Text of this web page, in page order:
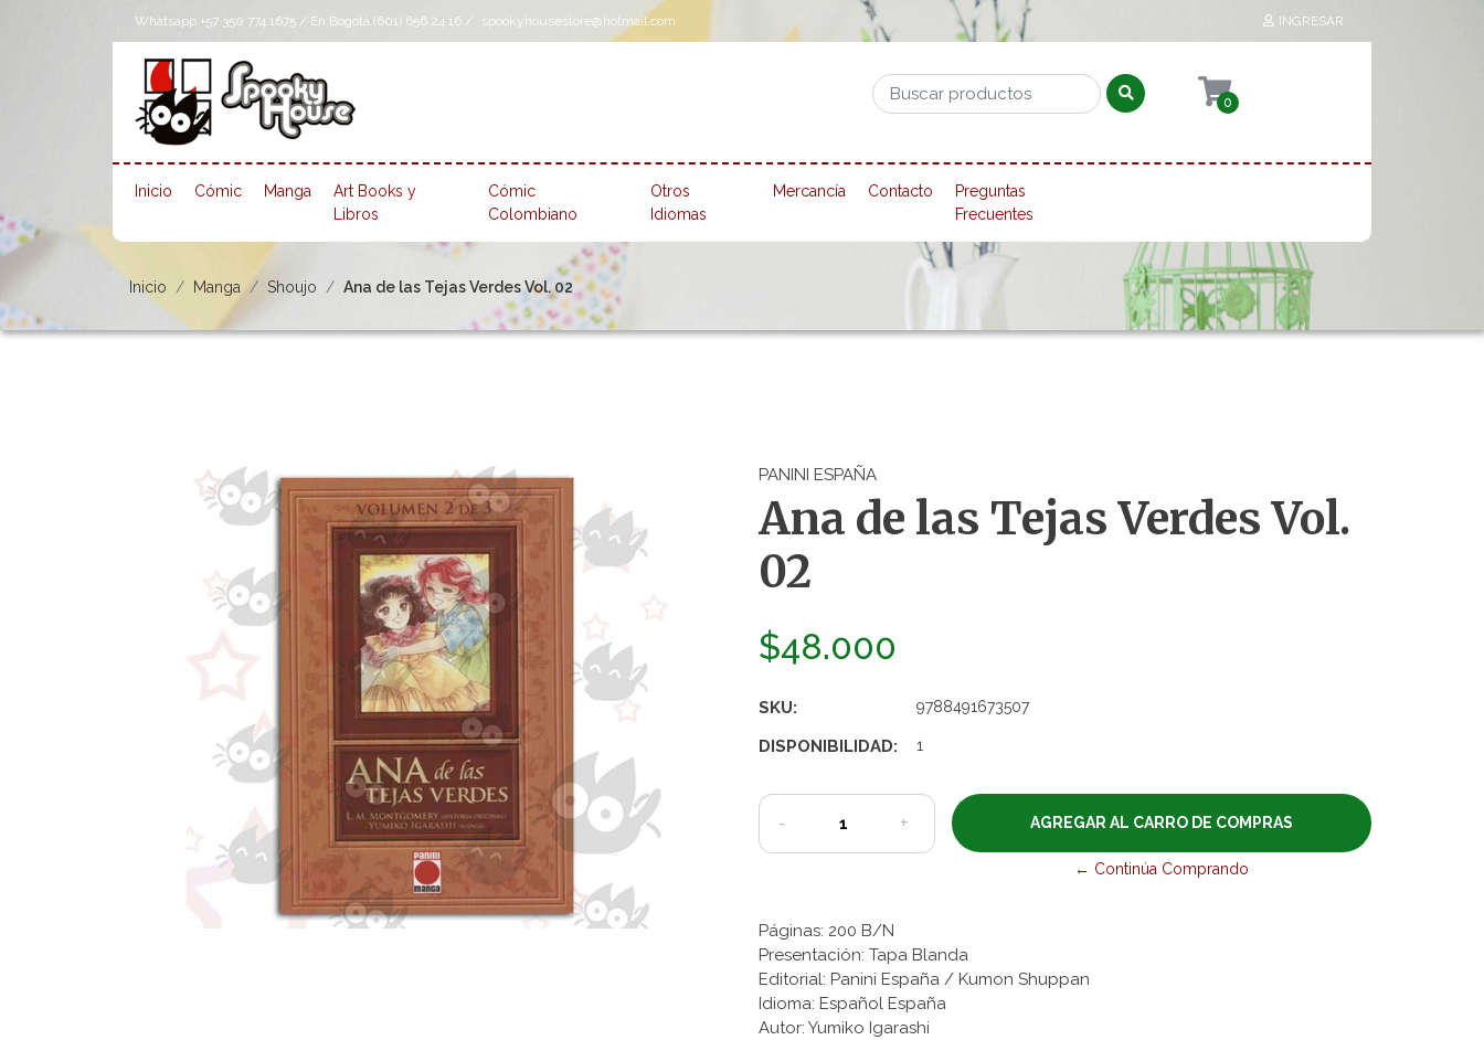
Whatsapp +57 350 774 1675 / En Bogotá (601) 656 24 16 / spookyhousestore@hotmail.com INGRESAR
0
Inicio Cómic Manga
Art Books y
Libros
Cómic
Colombiano
Otros
Idiomas
Mercancía Contacto
Preguntas
Frecuentes
Inicio Manga Shoujo Ana de las Tejas Verdes Vol. 02
PANINI ESPAÑA
Ana de las Tejas Verdes Vol.
02
$48.000
SKU: 9788491673507
DISPONIBILIDAD: 1
- +
← Continúa Comprando
Páginas: 200 B/N
Presentación: Tapa Blanda
Editorial: Panini España / Kumon Shuppan
Idioma: Español España
Autor: Yumiko Igarashi